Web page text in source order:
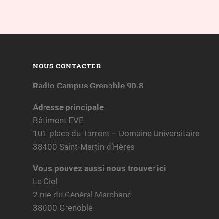
NOUS CONTACTER
Radio Campus Grenoble 90.8
Adresse principale
Bâtiment EVE
101 place du Torrent – Domaine Universitaire
38400 Saint-Martin-d’Hères
Vous pouvez aussi nous trouver ici
Le Ciel
2 rue du Général Marchand
38000 Grenoble